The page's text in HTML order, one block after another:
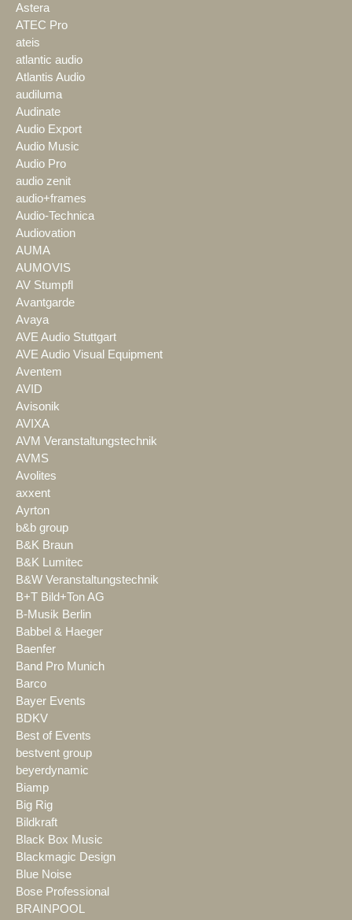
Astera
ATEC Pro
ateis
atlantic audio
Atlantis Audio
audiluma
Audinate
Audio Export
Audio Music
Audio Pro
audio zenit
audio+frames
Audio-Technica
Audiovation
AUMA
AUMOVIS
AV Stumpfl
Avantgarde
Avaya
AVE Audio Stuttgart
AVE Audio Visual Equipment
Aventem
AVID
Avisonik
AVIXA
AVM Veranstaltungstechnik
AVMS
Avolites
axxent
Ayrton
b&b group
B&K Braun
B&K Lumitec
B&W Veranstaltungstechnik
B+T Bild+Ton AG
B-Musik Berlin
Babbel & Haeger
Baenfer
Band Pro Munich
Barco
Bayer Events
BDKV
Best of Events
bestvent group
beyerdynamic
Biamp
Big Rig
Bildkraft
Black Box Music
Blackmagic Design
Blue Noise
Bose Professional
BRAINPOOL